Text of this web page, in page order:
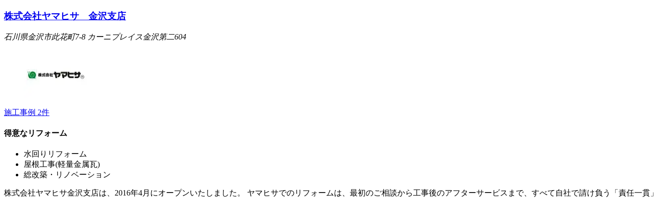
株式会社ヤマヒサ 金沢支店
石川県金沢市此花町7-8 カーニプレイス金沢第二604
施工事例 2件
得意なリフォーム
水回りリフォーム
屋根工事(軽量金属瓦)
総改築・リノベーション
株式会社ヤマヒサ金沢支店は、2016年4月にオープンいたしました。 ヤマヒサでのリフォームは、最初のご相談から工事後のアフターサービスまで、すべて自社で請け負う「責任一貫」